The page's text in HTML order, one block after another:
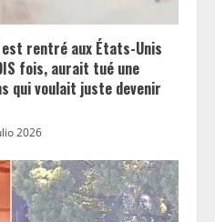
rentré aux États-Unis
fois, aurait tué une
qui voulait juste devenir
2026